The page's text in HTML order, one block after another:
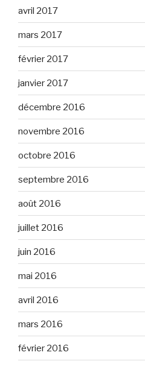
avril 2017
mars 2017
février 2017
janvier 2017
décembre 2016
novembre 2016
octobre 2016
septembre 2016
août 2016
juillet 2016
juin 2016
mai 2016
avril 2016
mars 2016
février 2016